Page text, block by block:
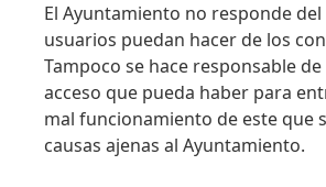
El Ayuntamiento no responde
usuarios puedan hacer de los
Tampoco se hace responsable
acceso que pueda haber para
mal funcionamiento de este que
causas ajenas al Ayuntamiento.